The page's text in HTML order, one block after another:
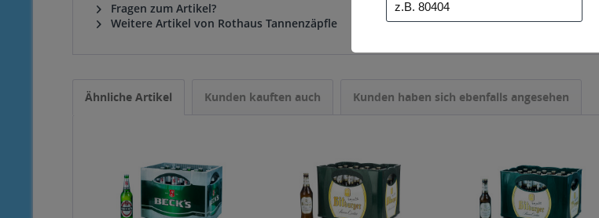
Fragen zum Artikel?
Weitere Artikel von Rothaus Tannenzäpfle
Ähnliche Artikel Kunden kauften auch Kunden haben sich ebenfalls angesehen